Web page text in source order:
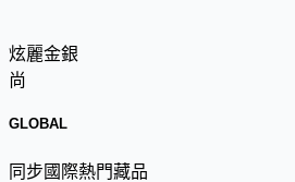
炫麗金銀
尚
GLOBAL
同步國際熱門藏品